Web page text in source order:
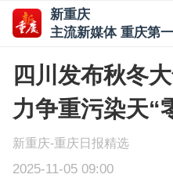
新重庆
主流新媒体 重庆第
四川发布秋冬
力争重污染天“
新重庆-重庆日报精选
2025-11-05 09:00